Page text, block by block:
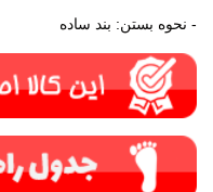
- نحوه بستن: بند ساده